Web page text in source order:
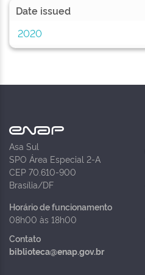
Date issued
2020
Asa Sul
SPO Área Especial 2-A
CEP 70.610-900
Brasília/DF
Horário de funcionamento
08h00 às 18h00
Contato
biblioteca@enap.gov.br